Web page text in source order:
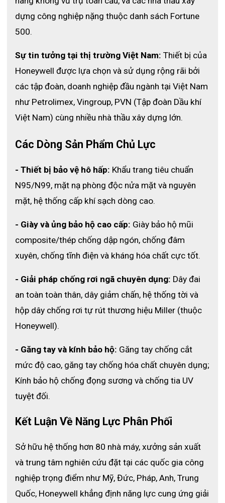
dựng công nghiệp nặng thuộc danh sách Fortune
500.
Sự tin tưởng tại thị trường Việt Nam: Thiết bị của
Honeywell được lựa chọn và sử dụng rộng rãi bởi
các tập đoàn, doanh nghiệp đầu ngành tại Việt Nam
như Petrolimex, Vingroup, PVN (Tập đoàn Dầu khí
Việt Nam) cùng nhiều nhà thầu xây dựng lớn.
Các Dòng Sản Phẩm Chủ Lực
- Thiết bị bảo vệ hô hấp: Khẩu trang tiêu chuẩn
N95/N99, mặt nạ phòng độc nửa mặt và nguyên
mặt, hệ thống cấp khí sạch dòng cao.
- Giày và ủng bảo hộ cao cấp: Giày bảo hộ mũi
composite/thép chống dập ngón, chống đâm
xuyên, chống tĩnh điện và kháng hóa chất cực tốt.
- Giải pháp chống rơi ngã chuyên dụng: Dây đai
an toàn toàn thân, dây giảm chấn, hệ thống tời và
hộp dây chống rơi tự rút thương hiệu Miller (thuộc
Honeywell).
- Găng tay và kính bảo hộ: Găng tay chống cắt
mức độ cao, găng tay chống hóa chất chuyên dụng;
Kính bảo hộ chống đọng sương và chống tia UV
tuyệt đối.
Kết Luận Về Năng Lực Phân Phối
Sở hữu hệ thống hơn 80 nhà máy, xưởng sản xuất
và trung tâm nghiên cứu đặt tại các quốc gia công
nghiệp trọng điểm như Mỹ, Đức, Pháp, Anh, Trung
Quốc, Honeywell khẳng định năng lực cung ứng giải